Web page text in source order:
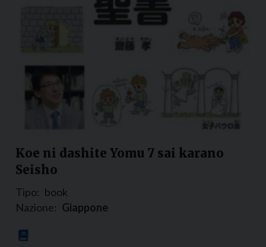
Koe ni dashite Yomu 7 sai karano
Seisho
Tipo: book
Nazione: Giappone